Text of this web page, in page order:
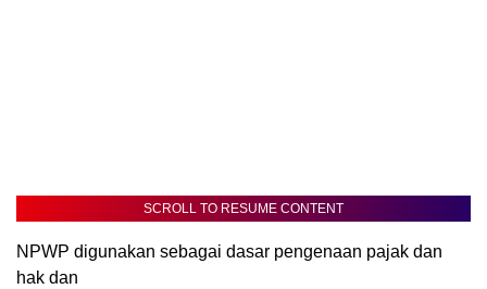
SCROLL TO RESUME CONTENT
NPWP digunakan sebagai dasar pengenaan pajak dan
hak dan